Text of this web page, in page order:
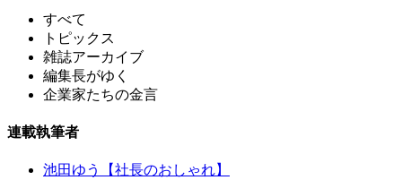
すべて
トピックス
雑誌アーカイブ
編集長がゆく
企業家たちの金言
連載執筆者
池田ゆう【社長のおしゃれ】